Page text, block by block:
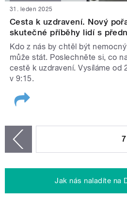
31. leden 2025
Cesta k uzdravení. Nový
skutečné příběhy lidí s
Kdo z nás by chtěl být
může stát. Poslechněte si, co
cestě k uzdravení. Vysíláme od
v 9:15.
7
Jak nás naladíte na